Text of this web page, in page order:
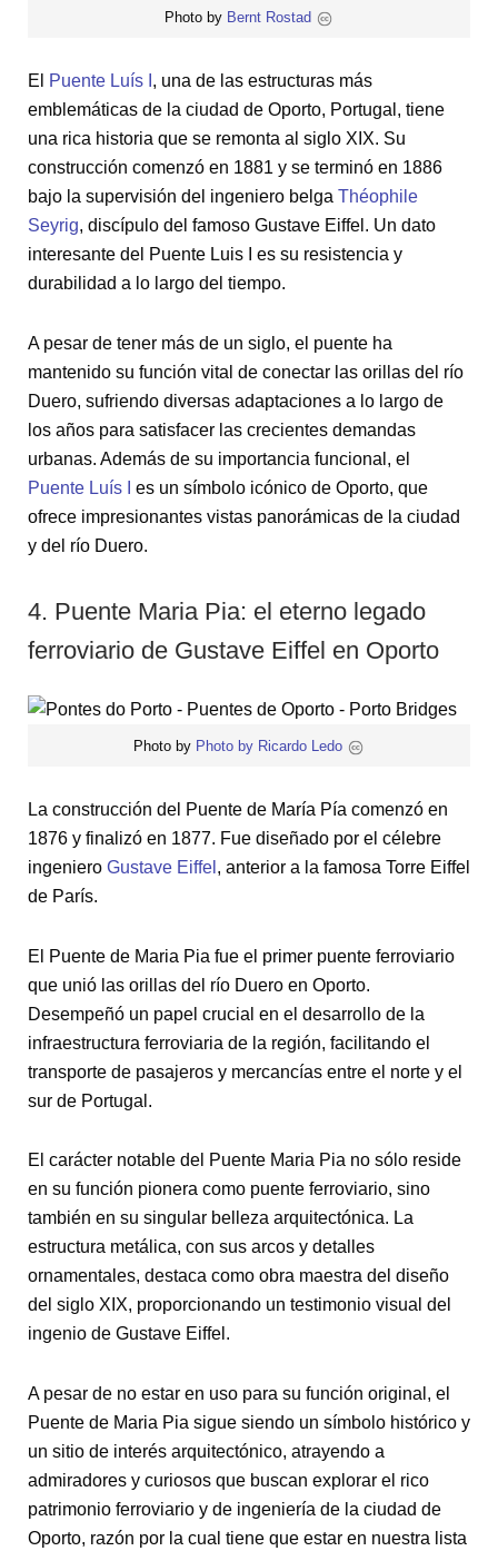
Photo by Bernt Rostad
El Puente Luís I , una de las estructuras más
emblemáticas de la ciudad de Oporto, Portugal, tiene
una rica historia que se remonta al siglo XIX. Su
construcción comenzó en 1881 y se terminó en 1886
bajo la supervisión del ingeniero belga Théophile
Seyrig, discípulo del famoso Gustave Eiffel. Un dato
interesante del Puente Luis I es su resistencia y
durabilidad a lo largo del tiempo.
A pesar de tener más de un siglo, el puente ha
mantenido su función vital de conectar las orillas del río
Duero, sufriendo diversas adaptaciones a lo largo de
los años para satisfacer las crecientes demandas
urbanas. Además de su importancia funcional, el
Puente Luís I
es un símbolo icónico de Oporto, que
ofrece impresionantes vistas panorámicas de la ciudad
y del río Duero.
4. Puente Maria Pia: el eterno legado
ferroviario de Gustave Eiffel en Oporto
Photo by Photo by Ricardo Ledo
La construcción del Puente de María Pía comenzó en
1876 y finalizó en 1877. Fue diseñado por el célebre
ingeniero Gustave Eiffel , anterior a la famosa Torre Eiffel
de París.
El Puente de Maria Pia fue el primer puente ferroviario
que unió las orillas del río Duero en Oporto.
Desempeñó un papel crucial en el desarrollo de la
infraestructura ferroviaria de la región, facilitando el
transporte de pasajeros y mercancías entre el norte y el
sur de Portugal.
El carácter notable del Puente Maria Pia no sólo reside
en su función pionera como puente ferroviario, sino
también en su singular belleza arquitectónica. La
estructura metálica, con sus arcos y detalles
ornamentales, destaca como obra maestra del diseño
del siglo XIX, proporcionando un testimonio visual del
ingenio de Gustave Eiffel.
A pesar de no estar en uso para su función original, el
Puente de Maria Pia sigue siendo un símbolo histórico y
un sitio de interés arquitectónico, atrayendo a
admiradores y curiosos que buscan explorar el rico
patrimonio ferroviario y de ingeniería de la ciudad de
Oporto, razón por la cual tiene que estar en nuestra lista